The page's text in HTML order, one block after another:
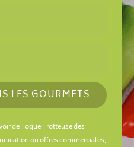
LES GOURMETS
de Toque Trotteuse des
ou offres commerciales,